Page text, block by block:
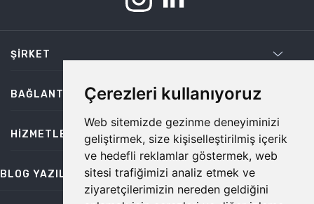
Çerezleri kullanıyoruz
Web sitemizde gezinme deneyiminizi
geliştirmek, size kişiselleştirilmiş içerik
ve hedefli reklamlar göstermek, web
sitesi trafiğimizi analiz etmek ve
ziyaretçilerimizin nereden geldiğini
ŞIRKET
BAĞLANTILAR
HIZMETLER
BLOG YAZILARI